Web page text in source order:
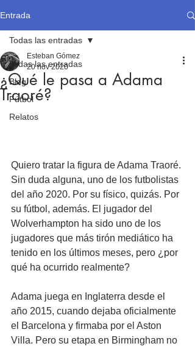
Entrada
Todas las entradas
Blog
Fútbol
Relatos
Todas las entradas
¿Qué le pasa a Adama
Traoré?
Esteban Gómez
20 nov 2020
Quiero tratar la figura de Adama Traoré.
Sin duda alguna, uno de los futbolistas
del año 2020. Por su físico, quizás. Por
su fútbol, además. El jugador del
Wolverhampton ha sido uno de los
jugadores que más tirón mediático ha
tenido en los últimos meses, pero ¿por
qué ha ocurrido realmente?
Adama juega en Inglaterra desde el
año 2015, cuando dejaba oficialmente
el Barcelona y firmaba por el Aston
Villa. Pero su etapa en Birmingham no